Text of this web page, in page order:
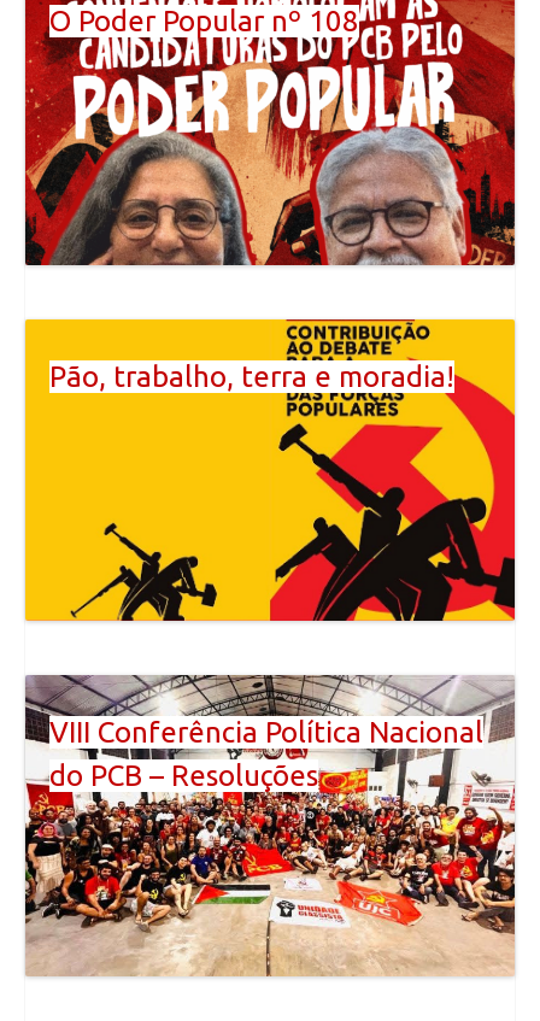
O Poder Popular nº 108
Pão, trabalho, terra e moradia!
VIII Conferência Política Nacional
do PCB – Resoluções